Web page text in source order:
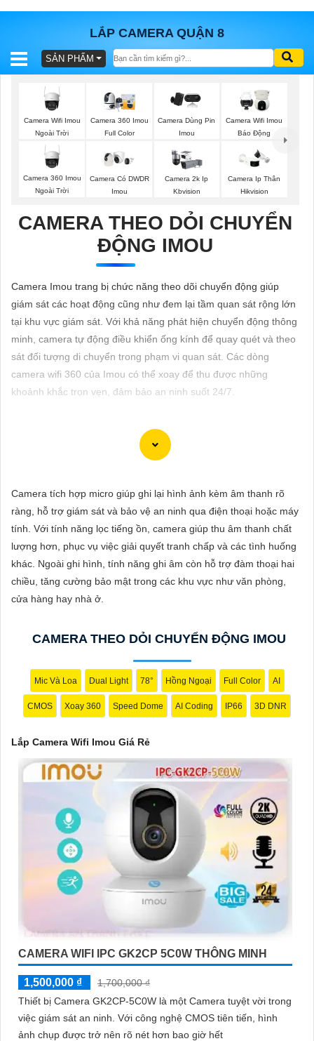
LẮP CAMERA QUẬN 8
BÁO
TRỌN
GÓI
SẢN
LẮP
ĐẶT
PHỤ
KIỆN
VẤN
DỊCH
VỤ
SẢN PHẨM
Camera Wifi Imou
Ngoài Trời
Camera 360 Imou
Full Color
Camera Dùng Pin
Imou
Camera Wifi Imou
Báo Động
Camera 360 Imou
Ngoài Trời
Camera Có DWDR
Imou
Camera 2k Ip
Kbvision
Camera Ip Thân
Hikvision
CAMERA THEO DỎI CHUYỂN
ĐỘNG IMOU
Camera Imou trang bị chức năng theo dõi chuyển động giúp
giám sát các hoạt động cũng như đem lại tầm quan sát rộng lớn
tại khu vực giám sát. Với khả năng phát hiện chuyển động thông
minh, camera tự động điều khiển ống kính để quay quét và theo
sát đối tượng di chuyển trong phạm vi quan sát. Các dòng
camera wifi 360 của Imou có thể xoay để thu được những
khoảnh khắc trọn vẹn, đảm bảo an ninh suốt 24/7.
📹 Camera Chính Hãng
Chức năng cảm biến chuyển động (Motion Sensor): Đảm
Tính năng lưu trữ (Storage): Lựa chọn camera có tính năng
lưu trữ video trực tiếp trên thẻ nhớ hoặc trên đám mây để dễ
dàng xem lại hoặc chia sẻ video.
5:Ứng dụng di động (Mobile App): Chọn camera có ứng dụng
camera từ xa mọi lúc, mọi nơi.
Hy vọng những lời khuyên trên sẽ giúp bạn lựa chọn được một
chiếc Camera Wifi Imou Giá Rẻ hoàn hảo!
Camera tích hợp micro giúp ghi lại hình ảnh kèm âm thanh rõ
ràng, hỗ trợ giám sát và bảo vệ an ninh qua điện thoại hoặc máy
tính. Với tính năng lọc tiếng ồn, camera giúp thu âm thanh chất
lượng hơn, phục vụ việc giải quyết tranh chấp và các tình huống
khác. Ngoài ghi hình, tính năng ghi âm còn hỗ trợ đàm thoại hai
chiều, tăng cường bảo mật trong các khu vực như văn phòng,
cửa hàng hay nhà ở.
CAMERA THEO DỎI CHUYỂN ĐỘNG IMOU
Mic Và Loa Dual Light 78° Hồng Ngoại Full Color AI
CMOS Xoay 360 Speed Dome AI Coding IP66 3D DNR
Lắp Camera Wifi Imou Giá Rẻ
CAMERA WIFI IPC GK2CP 5C0W THÔNG MINH
1,500,000 ₫
1,700,000 ₫
Thiết bị Camera GK2CP-5C0W là một Camera tuyệt vời trong
việc giám sát an ninh. Với công nghệ CMOS tiên tiến, hình
ảnh chụp được trở nên rõ nét hơn bao giờ hết